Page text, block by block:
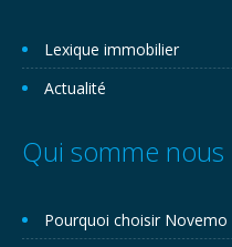
Lexique immobilier
Actualité
Qui somme nous
Pourquoi choisir Novemo